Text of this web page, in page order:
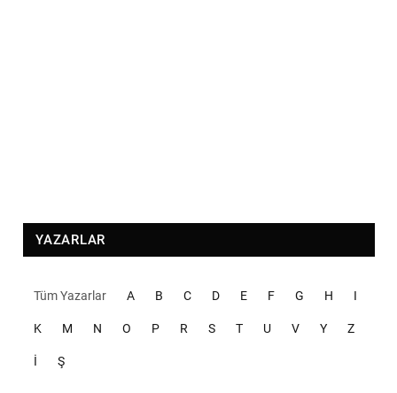
YAZARLAR
Tüm Yazarlar A B C D E F G H I
K M N O P R S T U V Y Z
İ Ş